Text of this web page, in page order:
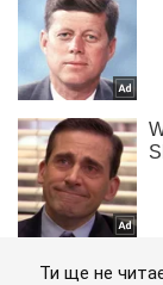
Ти ще не